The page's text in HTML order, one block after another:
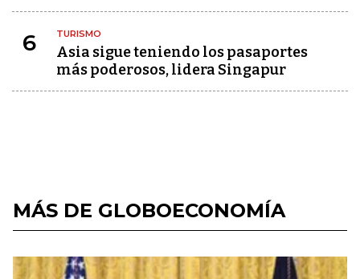
6 TURISMO
Asia sigue teniendo los pasaportes
más poderosos, lidera Singapur
MÁS DE GLOBOECONOMÍA